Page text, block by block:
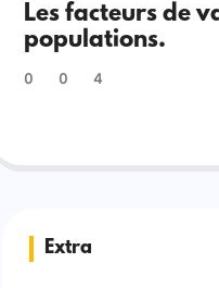
Les facteurs de
populations.
0 0 4
Extra